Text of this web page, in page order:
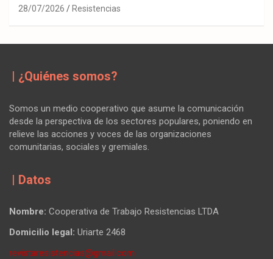
28/07/2026 Resistencias
| ¿Quiénes somos?
Somos un medio cooperativo que asume la comunicación
desde la perspectiva de los sectores populares, poniendo en
relieve las acciones y voces de las organizaciones
comunitarias, sociales y gremiales.
| Datos
Nombre: Cooperativa de Trabajo Resistencias LTDA
Domicilio legal: Uriarte 2468
revistaresistencias@gmail.com